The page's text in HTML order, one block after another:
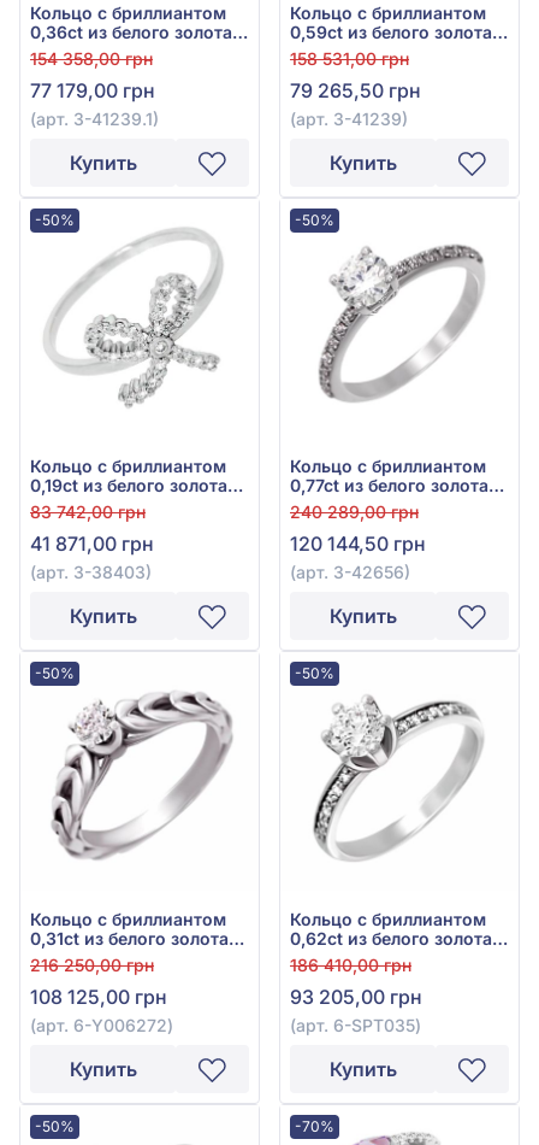
Кольцо с бриллиантом
0,36ct из белого золота
750°, арт. 3-41239.1
154 358,00 грн
77 179,00 грн
(арт. 3-41239.1)
Купить
Кольцо с бриллиантом
0,59ct из белого золота
750°, арт. 3-41239
158 531,00 грн
79 265,50 грн
(арт. 3-41239)
Купить
-50%
Кольцо с бриллиантом
0,19ct из белого золота
750°, арт. 3-38403
83 742,00 грн
41 871,00 грн
(арт. 3-38403)
Купить
-50%
Кольцо с бриллиантом
0,77ct из белого золота
750°, арт. 3-42656
240 289,00 грн
120 144,50 грн
(арт. 3-42656)
Купить
-50%
Кольцо с бриллиантом
0,31ct из белого золота
750°, арт. 6-Y006272
216 250,00 грн
108 125,00 грн
(арт. 6-Y006272)
Купить
-50%
Кольцо с бриллиантом
0,62ct из белого золота
750°, арт. 6-SPT035
186 410,00 грн
93 205,00 грн
(арт. 6-SPT035)
Купить
-50% -70%